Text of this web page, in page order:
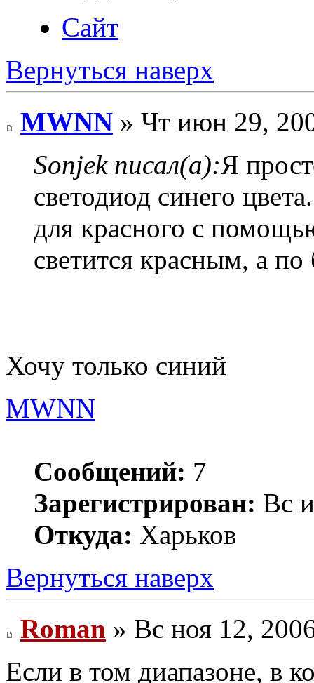
Сайт
Вернуться наверх
MWNN » Чт июн 29,
Sonjek писал(а):Я
светодиод синего
для красного с
светится красным, а
Хочу только синий
MWNN
Сообщений: 7
Зарегистрирован: Вс
Откуда: Харьков
Вернуться наверх
Roman » Вс ноя 12,
Если в том диапазоне, в